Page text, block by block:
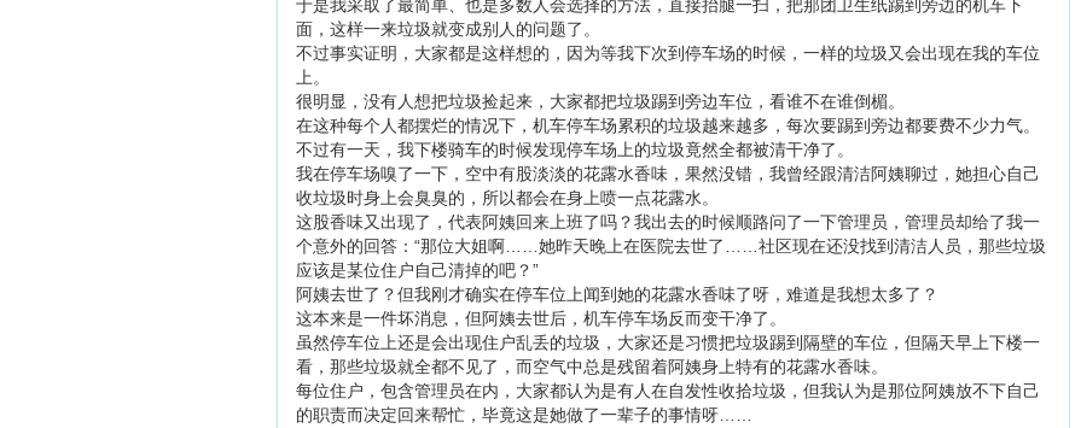
于是我采取了最简单、也是多数人会选择的方法，直接抬腿一扫，把那团卫生纸踢到旁边的机车下
面，这样一来垃圾就变成别人的问题了。
不过事实证明，大家都是这样想的，因为等我下次到停车场的时候，一样的垃圾又会出现在我的车位
上。
很明显，没有人想把垃圾捡起来，大家都把垃圾踢到旁边车位，看谁不在谁倒楣。
在这种每个人都摆烂的情况下，机车停车场累积的垃圾越来越多，每次要踢到旁边都要费不少力气。
不过有一天，我下楼骑车的时候发现停车场上的垃圾竟然全都被清干净了。
我在停车场嗅了一下，空中有股淡淡的花露水香味，果然没错，我曾经跟清洁阿姨聊过，她担心自己
收垃圾时身上会臭臭的，所以都会在身上喷一点花露水。
这股香味又出现了，代表阿姨回来上班了吗？我出去的时候顺路问了一下管理员，管理员却给了我一
个意外的回答：“那位大姐啊……她昨天晚上在医院去世了……社区现在还没找到清洁人员，那些垃圾
应该是某位住户自己清掉的吧？”
阿姨去世了？但我刚才确实在停车位上闻到她的花露水香味了呀，难道是我想太多了？
这本来是一件坏消息，但阿姨去世后，机车停车场反而变干净了。
虽然停车位上还是会出现住户乱丢的垃圾，大家还是习惯把垃圾踢到隔壁的车位，但隔天早上下楼一
看，那些垃圾就全都不见了，而空气中总是残留着阿姨身上特有的花露水香味。
每位住户，包含管理员在内，大家都认为是有人在自发性收拾垃圾，但我认为是那位阿姨放不下自己
的职责而决定回来帮忙，毕竟这是她做了一辈子的事情呀……